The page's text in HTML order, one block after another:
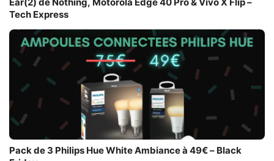
Tech Express
Pack de 3 Philips Hue White Ambiance à 49€ – Black